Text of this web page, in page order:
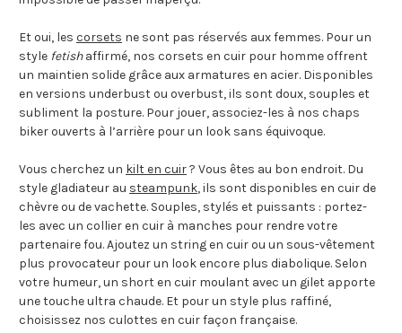
Et oui, les corsets ne sont pas réservés aux femmes. Pour un
style fetishaffirmé, nos corsets en cuir pour homme offrent
un maintien solide grâce aux armatures en acier. Disponibles
en versions underbust ou overbust, ils sont doux, souples et
subliment la posture. Pour jouer, associez-les à nos chaps
biker ouverts à l’arrière pour un look sans équivoque.
Vous cherchez un kilt en cuir? Vous êtes au bon endroit. Du
style gladiateur au steampunk, ils sont disponibles en cuir de
chèvre ou de vachette. Souples, stylés et puissants : portez-
les avec un collier en cuir à manches pour rendre votre
partenaire fou. Ajoutez un string en cuir ou un sous-vêtement
plus provocateur pour un look encore plus diabolique. Selon
votre humeur, un short en cuir moulant avec un gilet apporte
une touche ultra chaude. Et pour un style plus raffiné,
choisissez nos culottes en cuir façon française.